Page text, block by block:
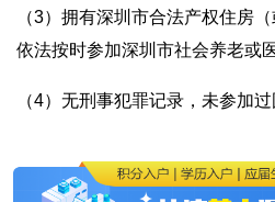
（3）拥有深圳市合法产权住房
依法按时参加深圳市社会养老或
（4）无刑事犯罪记录，未参加